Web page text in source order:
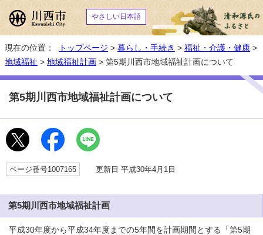
やさしい日本語
現在の位置： トップページ > 暮らし・手続き > 福祉・介護・健康 >
地域福祉 > 地域福祉計画 > 第5期川西市地域福祉計画について
第5期川西市地域福祉計画について
ページ番号1007165 更新日 平成30年4月1日
第5期川西市地域福祉計画
平成30年度から平成34年度までの5年間を計画期間とする「第5期